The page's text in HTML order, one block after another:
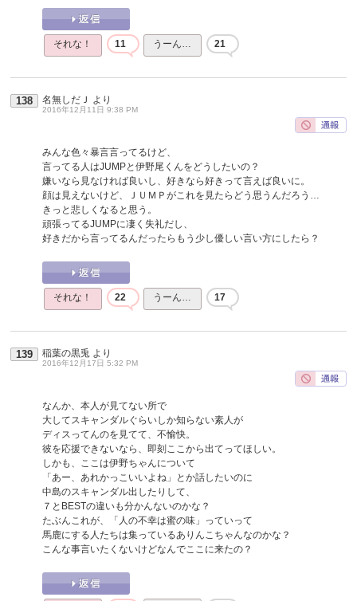
それな！ 11 うーん… 21
138 名無しだＪ より
2016年12月11日 9:38 PM
みんな色々暴言言ってるけど、
言ってる人はJUMPと伊野尾くんをどうしたいの？
嫌いなら見なければ良いし、好きなら好きって言えば良いに。
顔は見えないけど、ＪＵＭＰがこれを見たらどう思うんだろう…
きっと悲しくなると思う。
頑張ってるJUMPに凄く失礼だし、
好きだから言ってるんだったらもう少し優しい言い方にしたら？
それな！ 22 うーん… 17
139 稲葉の黒兎 より
2016年12月17日 5:32 PM
なんか、本人が見てない所で
大してスキャンダルぐらいしか知らない素人が
ディスってんのを見てて、不愉快。
彼を応援できないなら、即刻ここから出てってほしい。
しかも、ここは伊野ちゃんについて
「あー、あれかっこいいよね」とか話したいのに
中島のスキャンダル出したりして、
７とBESTの違いも分かんないのかな？
たぶんこれが、「人の不幸は蜜の味」っていって
馬鹿にする人たちは集っているありんこちゃんなのかな？
こんな事言いたくないけどなんでここに来たの？